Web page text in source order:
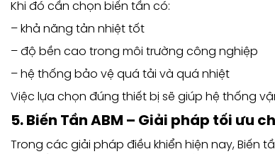
Khi đó cần chọn biến tần có:
– khả năng tản nhiệt tốt
– độ bền cao trong môi trường công nghiệp
– hệ thống bảo vệ quá tải và quá nhiệt
Việc lựa chọn đúng thiết bị sẽ giúp hệ thống
5. Biến Tần ABM – Giải pháp tối ưu
Trong các giải pháp điều khiển hiện nay, Biến